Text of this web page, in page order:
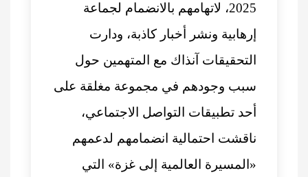
2025، لاتهامهم بالانضمام لجماعة
إرهابية ونشر أخبار كاذبة، ودارت
التحقيقات آنذاك مع المتهمين حول
سبب وجودهم في مجموعة مغلقة على
أحد تطبيقات التواصل الاجتماعي،
ناقشت احتمالية انضمامهم لدعمهم
«المسيرة العالمية إلى غزة» التي